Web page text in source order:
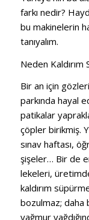
farkı nedir?
bu makinelerin
tanıyalım.
Neden Kaldırım
Bir an için
parkında hayal
patikalar
çöpler birikmiş.
sınav haftası,
şişeler… Bir de
lekeleri,
kaldırım
bozulmaz; daha
yağmur